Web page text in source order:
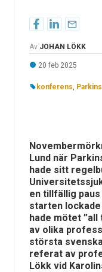
Av JOHAN LÖKK
20 feb 2025
konferens,
Lund när
hade sitt
en tillfällig paus
starten lockade
hade mötet ”all
av olika
största
referat av
Lökk vid